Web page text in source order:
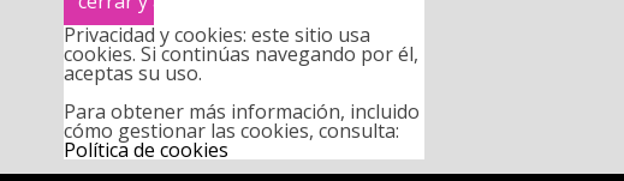
Privacidad y cookies: este sitio usa
cookies. Si continúas navegando por él,
aceptas su uso.
Para obtener más información, incluido
cómo gestionar las cookies, consulta:
Política de cookies